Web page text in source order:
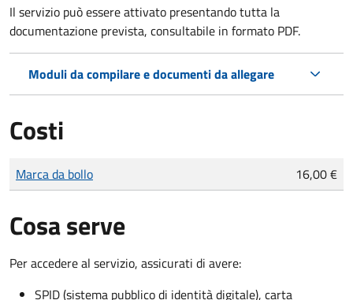
Il servizio può essere attivato presentando tutta la
documentazione prevista, consultabile in formato PDF.
Moduli da compilare e documenti da allegare
Costi
Tipo di pagamento
Importo
Marca da bollo 16,00 €
Cosa serve
Per accedere al servizio, assicurati di avere:
SPID (sistema pubblico di identità digitale), carta